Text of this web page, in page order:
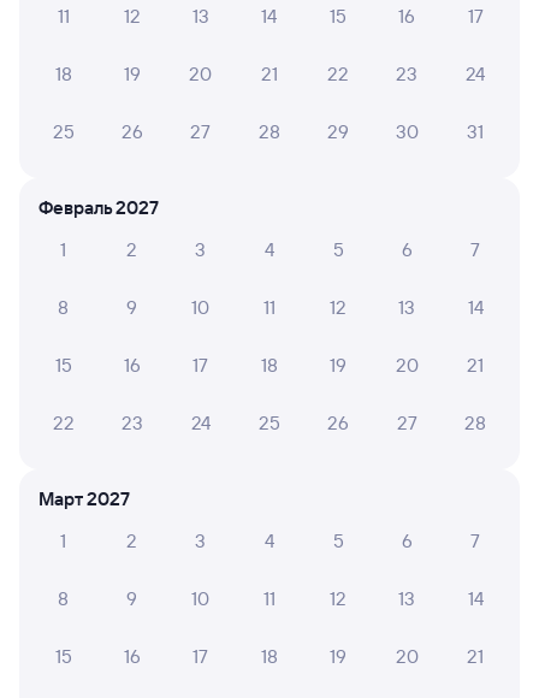
Купить жд билеты до Золотинки
11 12 13 14 15 16 17
18 19 20 21 22 23 24
25 26 27 28 29 30 31
Февраль 2027
1
2 3 4 5 6 7
8 9 10 11 12 13 14
15 16 17 18 19 20 21
22 23 24 25 26 27 28
Март 2027
1
2 3 4 5 6 7
8 9 10 11 12 13 14
15 16 17 18 19 20 21